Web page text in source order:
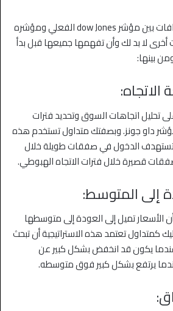
بالإضافة إلى قياس الانحرافات بين مؤشر dow Jones الفعلي ومؤشره
أخرى لا بد لك وأن تفهمها جميعها قبل بدأ
بينها:
الاتجاه:
تحليل اتجاهات السوق وتحديد فترات
داو جونز. وبصفتك متداول تستخدم هذه
تستهدف الدخول في صفقات طويلة خلال
قصيرة خلال فترات الاتجاه الهبوطي.
إلى المتوسط:
الأسعار تميل إلى العودة إلى متوسطها
كمتداول تعتمد هذه الاستراتيجية أن تبحث
يكون قد انخفض بشكل كبير عن
يرتفع بشكل كبير فوق متوسطه.